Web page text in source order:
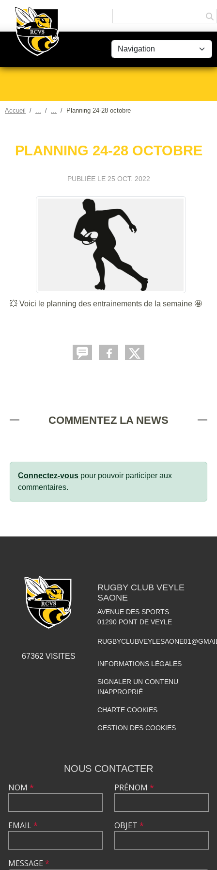
Accueil Planning 24-28 octobre
PLANNING 24-28 OCTOBRE
PUBLIÉE LE 25 OCT. 2022
💥 Voici le planning des entrainements de la semaine 🤩
COMMENTEZ LA NEWS
Connectez-vous pour pouvoir participer aux
commentaires.
67362 VISITES
RUGBY CLUB VEYLE
SAONE
AVENUE DES SPORTS
01290 PONT DE VEYLE
INFORMATIONS LÉGALES
SIGNALER UN CONTENU
INAPPROPRIÉ
CHARTE COOKIES
GESTION DES COOKIES
NOUS CONTACTER
NOM *
EMAIL*
PRÉNOM *
OBJET *
MESSAGE *
Panneau de gestion des cookies